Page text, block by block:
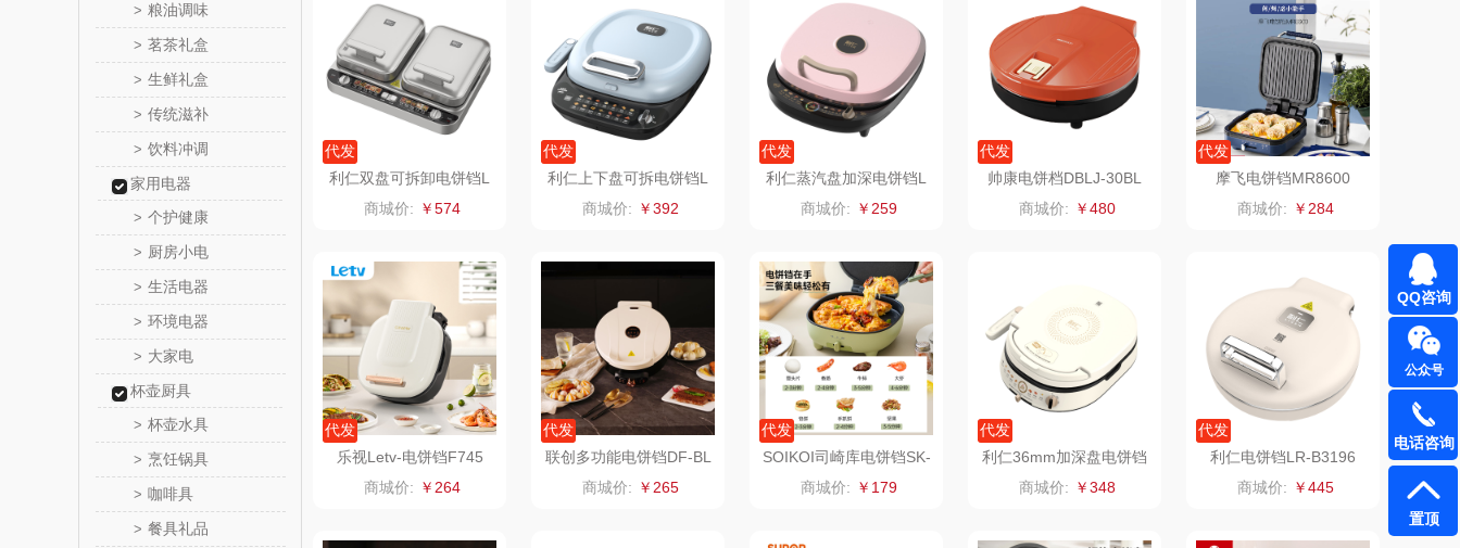
> 粮油调味
> 茗茶礼盒
> 生鲜礼盒
> 传统滋补
> 饮料冲调
家用电器
> 个护健康
> 厨房小电
> 生活电器
> 环境电器
> 大家电
杯壶厨具
> 杯壶水具
> 烹饪锅具
> 咖啡具
> 餐具礼品
VVC 立家
泸溪河桃酥 中茶 可益康 皇家粮仓 干饭熊饱饱
汉美驰 梦洁家纺 路悠悠 金龙鱼（包销款）
先科 德菲摩尔 伊莎贝拉 荣事达（品牌方） 得力
八马（包销款） 臻牧
西屋（小家电） 渝情渝礼 杜邦（餐具类） 洁丽雅（包销款） 云栖桦田
长寿花 百事食品 洽洽 奥克斯 五丰黎红 小胖爪
可可满分 无印良品（代理 立时olayks
京荟堂 富昌 梦洁 润培
代发
利仁双盘可拆卸电饼铛L
R-J1259
商城价: ￥574
代发
利仁上下盘可拆电饼铛L
R-J3435
商城价: ￥392
代发
利仁蒸汽盘加深电饼铛L
R-J3798
商城价: ￥259
代发
帅康电饼档DBLJ-30BL
商城价: ￥480
代发
摩飞电饼铛MR8600
商城价: ￥284
代发
乐视Letv-电饼铛F745
商城价: ￥264
代发
联创多功能电饼铛DF-BL
1035M
商城价: ￥265
代发
SOIKOI司崎库电饼铛SK-
商城价: ￥179
代发
利仁36mm加深盘电饼铛
LR-J3091
商城价: ￥348
代发
利仁电饼铛LR-B3196
商城价: ￥445
QQ咨询
公众号
电话咨询
置顶